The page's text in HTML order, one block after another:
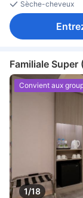
Sèche-cheveux
Familiale Super
1/18
Convient aux